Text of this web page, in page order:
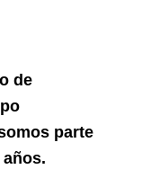
de
parte